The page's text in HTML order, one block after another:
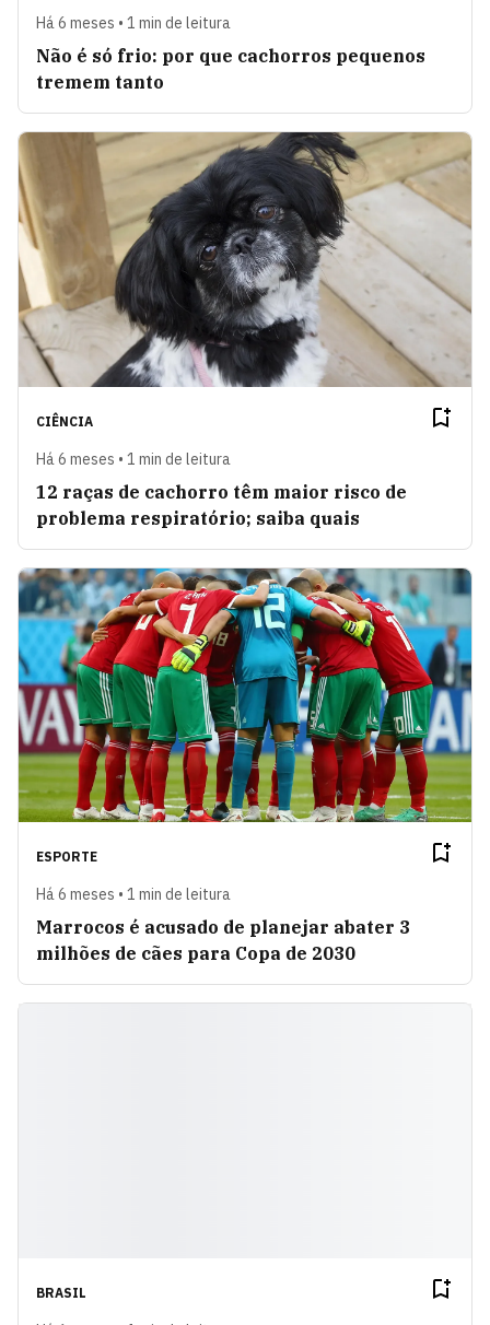
Há 6 meses • 1 min de leitura
Não é só frio: por que cachorros pequenos
tremem tanto
CIÊNCIA
Há 6 meses • 1 min de leitura
12 raças de cachorro têm maior risco de
problema respiratório; saiba quais
ESPORTE
Há 6 meses • 1 min de leitura
Marrocos é acusado de planejar abater 3
milhões de cães para Copa de 2030
BRASIL